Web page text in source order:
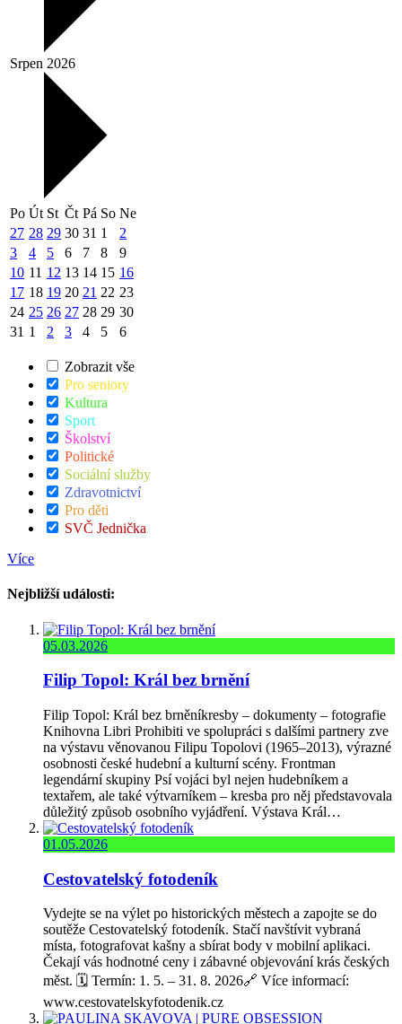
Srpen 2026
Po Út St Čt Pá So Ne
27 28 29 30 31 1
2
3
4 5 6 7 8
9
10 11 12 13 14 15 16
17 18 19 20 21 22 23
24 25 26 27 28 29 30
31 1 2 3 4 5 6
Zobrazit vše
Pro seniory
Kultura
Sport
Školství
Politické
Sociální služby
Zdravotnictví
Pro děti
SVČ Jednička
Více
Nejbližší události:
05.03.2026
Filip Topol: Král bez brnění
Filip Topol: Král bez brněníkresby – dokumenty – fotografie
Knihovna Libri Prohibiti ve spolupráci s dalšími partnery zve
na výstavu věnovanou Filipu Topolovi (1965–2013), výrazné
osobnosti české hudební a kulturní scény. Frontman
legendární skupiny Psí vojáci byl nejen hudebníkem a
textařem, ale také výtvarníkem – kresba pro něj představovala
důležitý způsob osobního vyjádření. Výstava Král…
01.05.2026
Cestovatelský fotodeník
Vydejte se na výlet po historických městech a zapojte se do
soutěže Cestovatelský fotodeník. Stačí navštívit vybraná
místa, fotografovat kašny a sbírat body v mobilní aplikaci.
Čekají vás hodnotné ceny i zábavné objevování krás českých
měst. 🗓️ Termín: 1. 5. – 31. 8. 2026🔗 Více informací:
www.cestovatelskyfotodenik.cz